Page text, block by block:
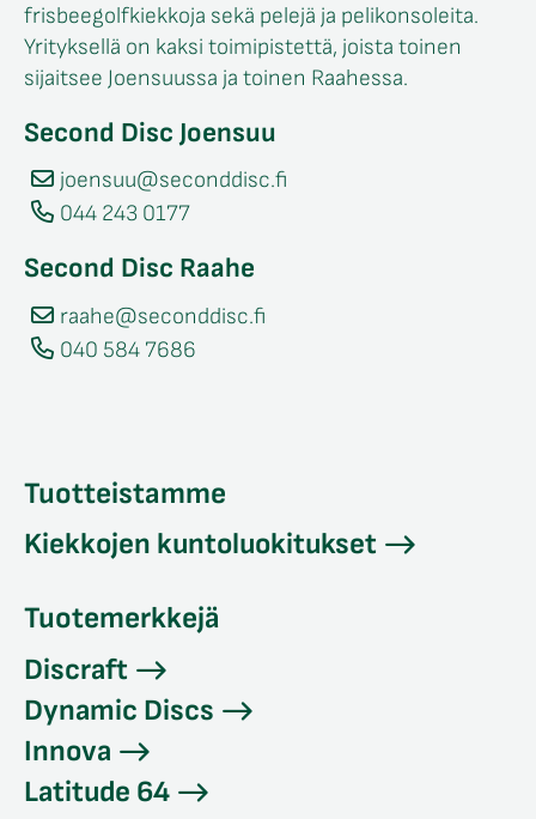
frisbeegolfkiekkoja sekä pelejä ja pelikonsoleita.
Yrityksellä on kaksi toimipistettä, joista toinen
sijaitsee Joensuussa ja toinen Raahessa.
Second Disc Joensuu
joensuu@seconddisc.fi
044 243 0177
Second Disc Raahe
raahe@seconddisc.fi
040 584 7686
Tuotteistamme
Kiekkojen kuntoluokitukset
Tuotemerkkejä
Discraft
Dynamic Discs
Innova
Latitude 64